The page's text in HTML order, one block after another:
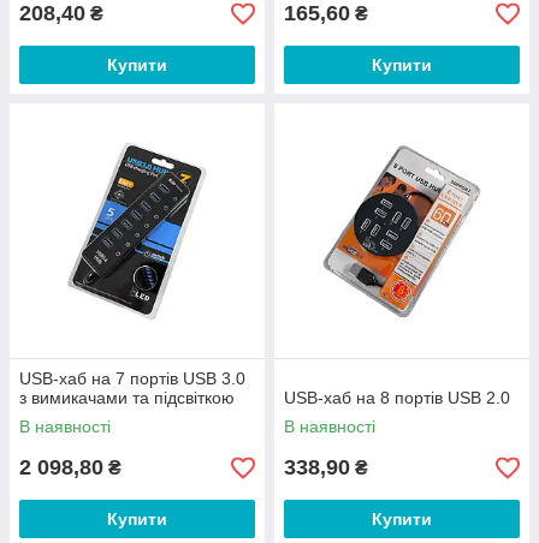
208,40 ₴
Купити
165,60 ₴
Купити
USB-хаб на 7 портів USB 3.0
з вимикачами та підсвіткою
В наявності
2 098,80 ₴
Купити
USB-хаб на 8 портів USB 2.0
В наявності
338,90 ₴
Купити